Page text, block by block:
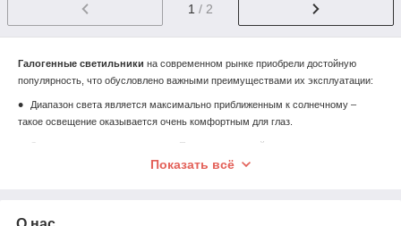
1 / 2
Галогенные светильники на современном рынке приобрели достойную
популярность, что обусловлено важными преимуществами их эксплуатации:
Диапазон света является максимально приближенным к солнечному –
такое освещение оказывается очень комфортным для глаз.
Экономичность использования. При сопоставимой
галогенные светильникивыделяют на 25% больше света,
Точечная направленность светового потока.
Показать всё